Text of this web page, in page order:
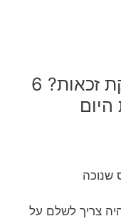
מה בעצם בודקים בבדיקת זכאות? 6
צריך לשלם על